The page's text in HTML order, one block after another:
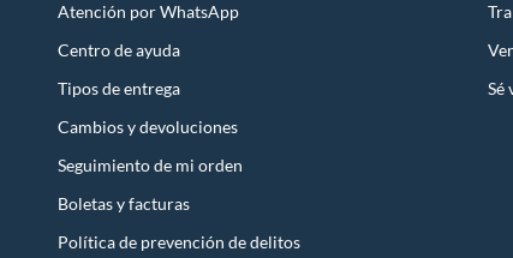
Atención por WhatsApp
Centro de ayuda
Tipos de entrega
Cambios y devoluciones
Seguimiento de mi orden
Boletas y facturas
Política de prevención de delitos
Sé